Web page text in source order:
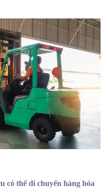
có thể di chuyển hàng hóa